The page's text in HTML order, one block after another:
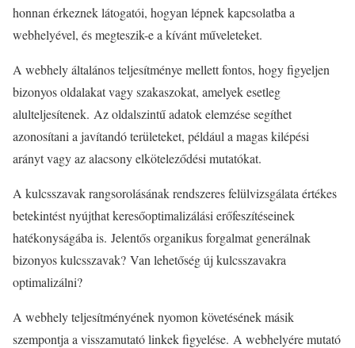
honnan érkeznek látogatói, hogyan lépnek kapcsolatba a
webhelyével, és megteszik-e a kívánt műveleteket.
A webhely általános teljesítménye mellett fontos, hogy figyeljen
bizonyos oldalakat vagy szakaszokat, amelyek esetleg
alulteljesítenek. Az oldalszintű adatok elemzése segíthet
azonosítani a javítandó területeket, például a magas kilépési
arányt vagy az alacsony elköteleződési mutatókat.
A kulcsszavak rangsorolásának rendszeres felülvizsgálata értékes
betekintést nyújthat keresőoptimalizálási erőfeszítéseinek
hatékonyságába is. Jelentős organikus forgalmat generálnak
bizonyos kulcsszavak? Van lehetőség új kulcsszavakra
optimalizálni?
A webhely teljesítményének nyomon követésének másik
szempontja a visszamutató linkek figyelése. A webhelyére mutató